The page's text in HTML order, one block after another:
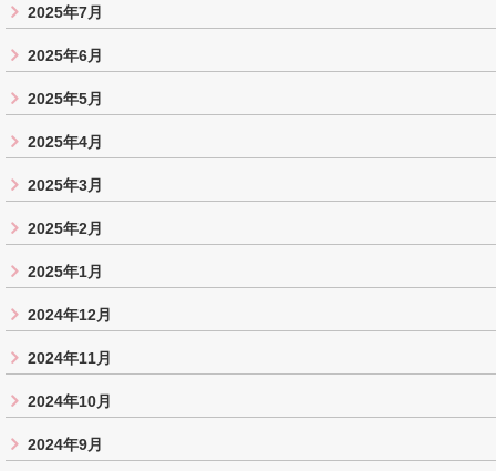
2025年7月
2025年6月
2025年5月
2025年4月
2025年3月
2025年2月
2025年1月
2024年12月
2024年11月
2024年10月
2024年9月